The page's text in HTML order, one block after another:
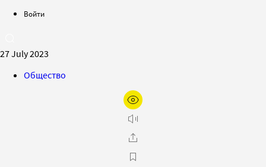
Войти
27 July 2023
Общество